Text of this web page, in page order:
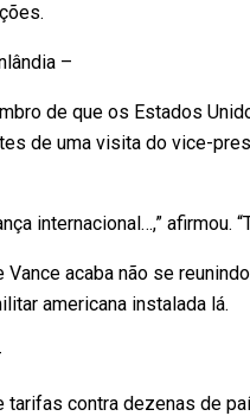
–
de que os Estados
de uma visita do vice-
internacional…,” afirmou.
acaba não se
americana instalada lá.
tarifas contra dezenas de